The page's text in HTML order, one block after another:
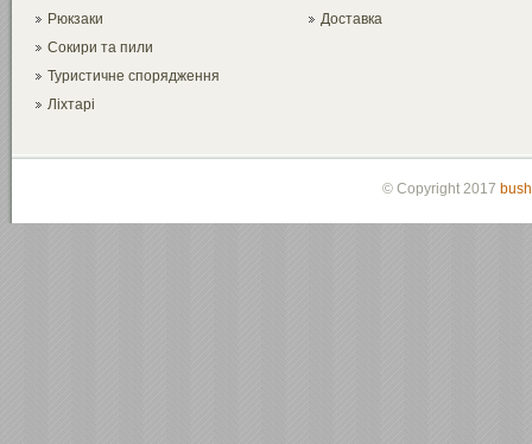
Рюкзаки
Сокири та пили
Туристичне спорядження
Ліхтарі
Доставка
© Copyright 2017